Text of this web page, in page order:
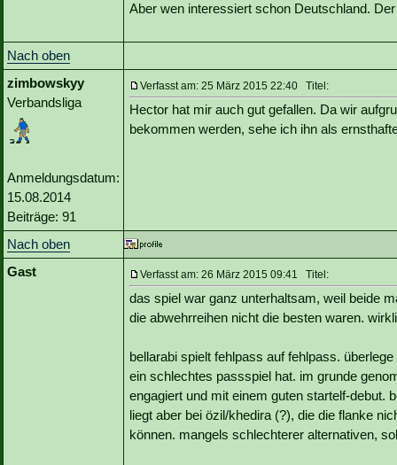
Aber wen interessiert schon Deutschland.
Nach oben
zimbowskyy
Verbandsliga
Anmeldungsdatum:
15.08.2014
Beiträge: 91
Verfasst am: 25 März 2015 22:40 Titel:
Hector hat mir auch gut gefallen. Da wir
bekommen werden, sehe ich ihn als
Nach oben
Gast
Verfasst am: 26 März 2015 09:41 Titel:
das spiel war ganz unterhaltsam, weil beide
die abwehrreihen nicht die besten waren.
bellarabi spielt fehlpass auf fehlpass.
ein schlechtes passspiel hat. im grunde
engagiert und mit einem guten startelf-debut.
liegt aber bei özil/khedira (?), die die flanke
können. mangels schlechterer alternativen,